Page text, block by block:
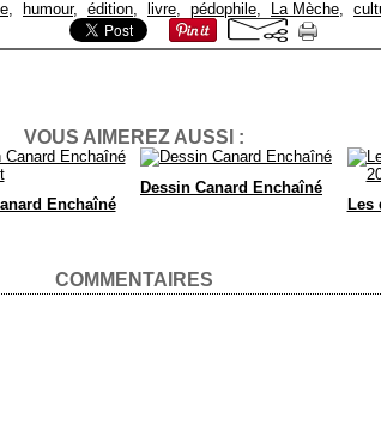
, humour, édition, livre, pédophile, La Mèche,
VOUS AIMEREZ AUSSI :
Enchaîné
Dessin Canard Enchaîné
Les
COMMENTAIRES